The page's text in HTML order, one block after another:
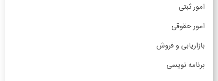
امور ثبتی
امور حقوقی
بازاریابی و فروش
برنامه نویسی